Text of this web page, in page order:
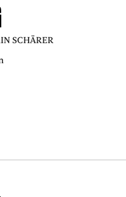
SCHÄRER